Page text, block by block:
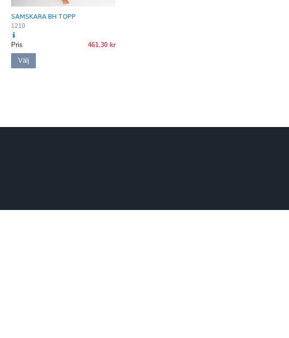
SAMSKARA BH TOPP
1210
Pris 461.30
Välj